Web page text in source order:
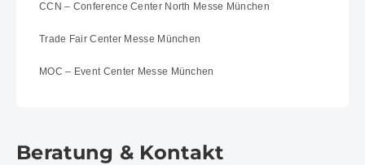
CCN – Conference Center North Messe München
Trade Fair Center Messe München
MOC – Event Center Messe München
Beratung & Kontakt